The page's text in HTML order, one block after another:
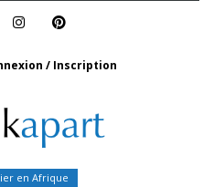
/ Inscription
en Afrique